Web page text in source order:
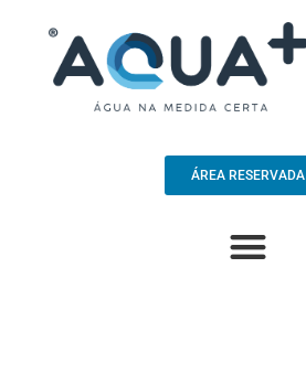
ÁREA RESERVADA